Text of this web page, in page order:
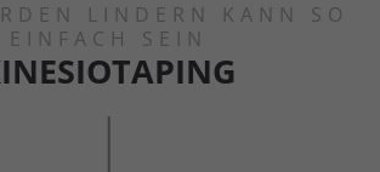
LINDERN KANN SO
EINFACH SEIN